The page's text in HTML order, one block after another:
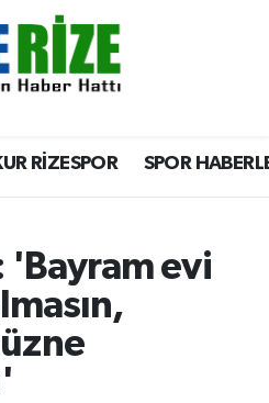
RİZESPOR SPOR
'Bayram evi
Haritası
ve Fikstür